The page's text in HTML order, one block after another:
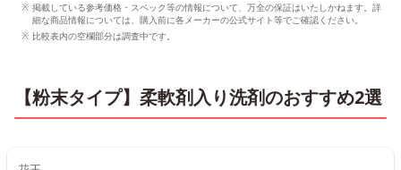
掲載している参考価格・スペック等の情報について、万全の保証はいたしかねます。詳
細な商品情報については、購入前に各メーカーの公式サイト等でご確認ください。
比較表内の空欄部分は調査中です。
【粉末タイプ】柔軟剤入り洗剤のおすすめ2選